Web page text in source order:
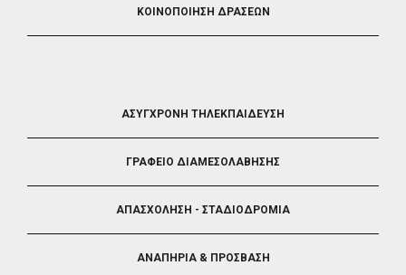
ΚΟΙΝΟΠΟΙΗΣΗ ΔΡΑΣΕΩΝ
ΑΣΥΓΧΡΟΝΗ ΤΗΛΕΚΠΑΙΔΕΥΣΗ
ΓΡΑΦΕΙΟ ΔΙΑΜΕΣΟΛΑΒΗΣΗΣ
ΑΠΑΣΧΟΛΗΣΗ - ΣΤΑΔΙΟΔΡΟΜΙΑ
ΑΝΑΠΗΡΙΑ & ΠΡΟΣΒΑΣΗ